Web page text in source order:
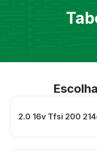
2.0 16v Tfsi 200